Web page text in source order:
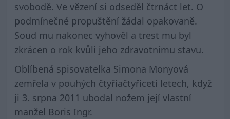
svobodě. Ve vězení si odseděl čtrnáct let. O
podmínečné propuštění žádal opakovaně.
Soud mu nakonec vyhověl a trest mu byl
zkrácen o rok kvůli jeho zdravotnímu stavu.
Oblíbená spisovatelka Simona Monyová
zemřela v pouhých čtyřiačtyřiceti letech, když
ji 3. srpna 2011 ubodal nožem její vlastní
manžel Boris Ingr.